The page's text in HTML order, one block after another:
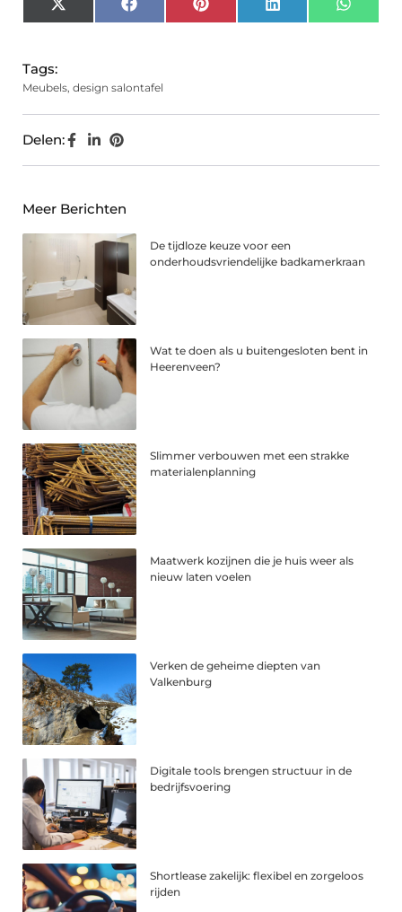
X
(Twitter)
FacebookPinterest LinkedIn
Tags:
Meubels, design salontafel
Delen:
Meer Berichten
De tijdloze keuze voor een
onderhoudsvriendelijke badkamerkraan
Wat te doen als u buitengesloten bent in
Heerenveen?
Slimmer verbouwen met een strakke
materialenplanning
Maatwerk kozijnen die je huis weer als
nieuw laten voelen
Verken de geheime diepten van
Valkenburg
Digitale tools brengen structuur in de
bedrijfsvoering
Shortlease zakelijk: flexibel en zorgeloos
rijden